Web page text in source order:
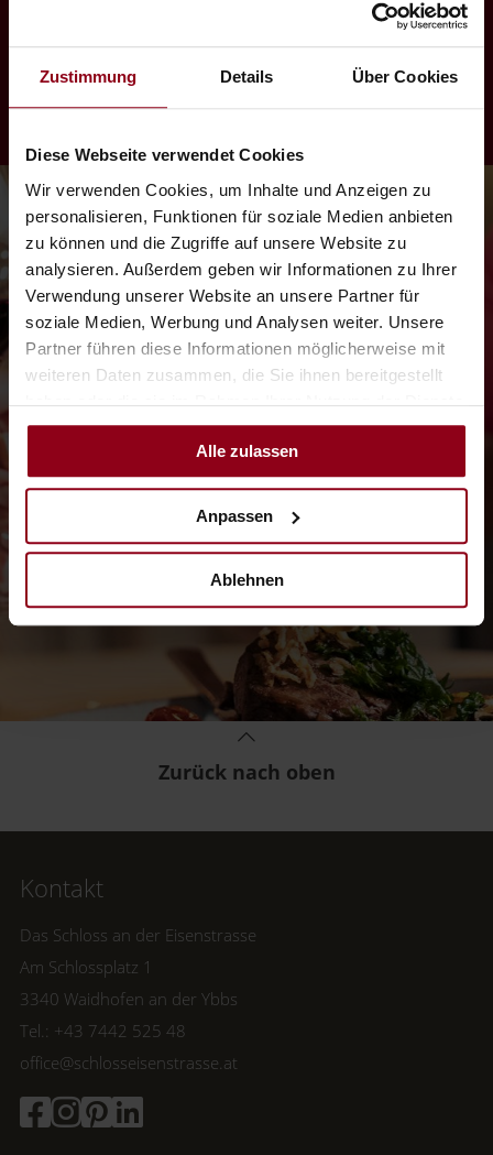
Zustimmung Details Über Cookies
Diese Webseite verwendet Cookies
Wir verwenden Cookies, um Inhalte und Anzeigen zu
personalisieren, Funktionen für soziale Medien anbieten
zu können und die Zugriffe auf unsere Website zu
analysieren. Außerdem geben wir Informationen zu Ihrer
Verwendung unserer Website an unsere Partner für
soziale Medien, Werbung und Analysen weiter. Unsere
Partner führen diese Informationen möglicherweise mit
weiteren Daten zusammen, die Sie ihnen bereitgestellt
haben oder die sie im Rahmen Ihrer Nutzung der Dienste
gesammelt haben.
Alle zulassen
Anpassen
Ablehnen
Abendessen
von 18:00 Uhr bis 22:00 Uhr
von 18:00 Uhr bis 22:00
Zurück nach oben
Kontakt
Das Schloss an der Eisenstrasse
Am Schlossplatz 1
3340 Waidhofen an der Ybbs
Tel.: +43 7442 525 48
office@schlosseisenstrasse.at